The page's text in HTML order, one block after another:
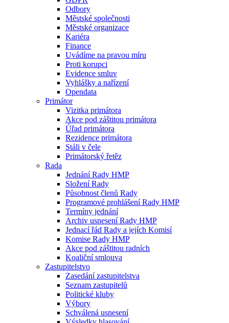
Odbory
Městské společnosti
Městské organizace
Kariéra
Finance
Uvádíme na pravou míru
Proti korupci
Evidence smluv
Vyhlášky a nařízení
Opendata
Primátor
Vizitka primátora
Akce pod záštitou primátora
Úřad primátora
Rezidence primátora
Stáli v čele
Primátorský řetěz
Rada
Jednání Rady HMP
Složení Rady
Působnost členů Rady
Programové prohlášení Rady HMP
Termíny jednání
Archiv usnesení Rady HMP
Jednací řád Rady a jejích Komisí
Komise Rady HMP
Akce pod záštitou radních
Koaliční smlouva
Zastupitelstvo
Zasedání zastupitelstva
Seznam zastupitelů
Politické kluby
Výbory
Schválená usnesení